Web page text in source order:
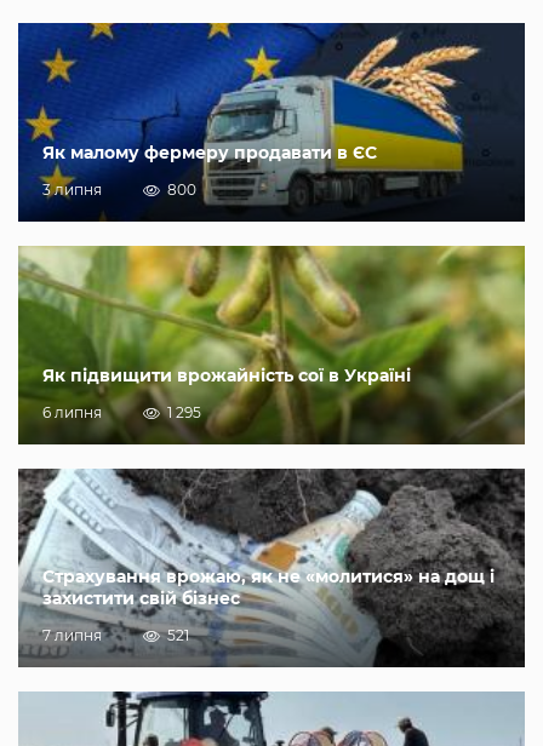
Як малому фермеру продавати в ЄС
3 липня 800
Як підвищити врожайність сої в Україні
6 липня 1 295
Страхування врожаю, як не «молитися» на дощ і
захистити свій бізнес
7 липня 521